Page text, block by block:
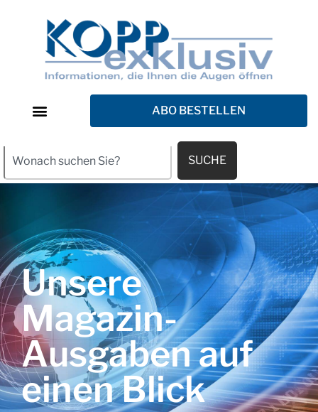
ABO BESTELLEN
SUCHE
Unsere
Magazin-
Ausgaben auf
einen Blick